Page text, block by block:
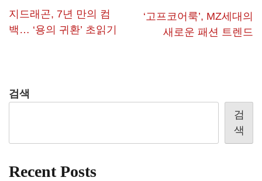
지드래곤, 7년 만의 컴
백… ‘용의 귀환’ 초읽기
‘고프코어룩’, MZ세대의
새로운 패션 트렌드
검색
검
색
Recent Posts